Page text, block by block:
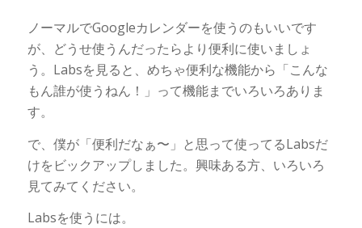
ノーマルでGoogleカレンダーを使うのもいいです
が、どうせ使うんだったらより便利に使いましょ
う。Labsを見ると、めちゃ便利な機能から「こんな
もん誰が使うねん！」って機能までいろいろありま
す。
で、僕が「便利だなぁ〜」と思って使ってるLabsだ
けをビックアップしました。興味ある方、いろいろ
見てみてください。
Labsを使うには。